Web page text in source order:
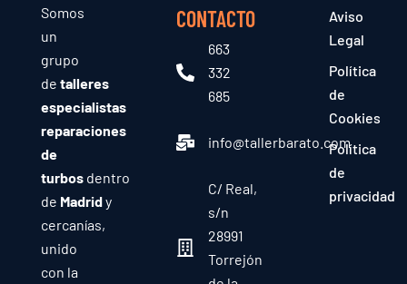
Somos
un
grupo
de talleres
especialistas
reparaciones
de
turbosdentro
de Madridy
cercanías,
unido
con la
CONTACTO
663
332
685
info@tallerbarato.com
C/ Real,
s/n
28991
Torrejón
Aviso
Legal
Política
de
Cookies
Política
de
privacidad